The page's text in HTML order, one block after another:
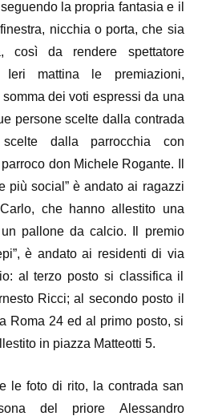
la propria fantasia e il
nicchia o porta, che sia
così da rendere spettatore
Ieri mattina le premiazioni,
dei voti espressi da una
persone scelte dalla contrada
dalla parrocchia con
don Michele Rogante. Il
più social” è andato ai ragazzi
che hanno allestito una
pallone da calcio. Il premio
è andato ai residenti di via
al terzo posto si classifica il
Ricci; al secondo posto il
Roma 24 ed al primo posto, si
in piazza Matteotti 5.
le foto di rito, la contrada san
del priore Alessandro